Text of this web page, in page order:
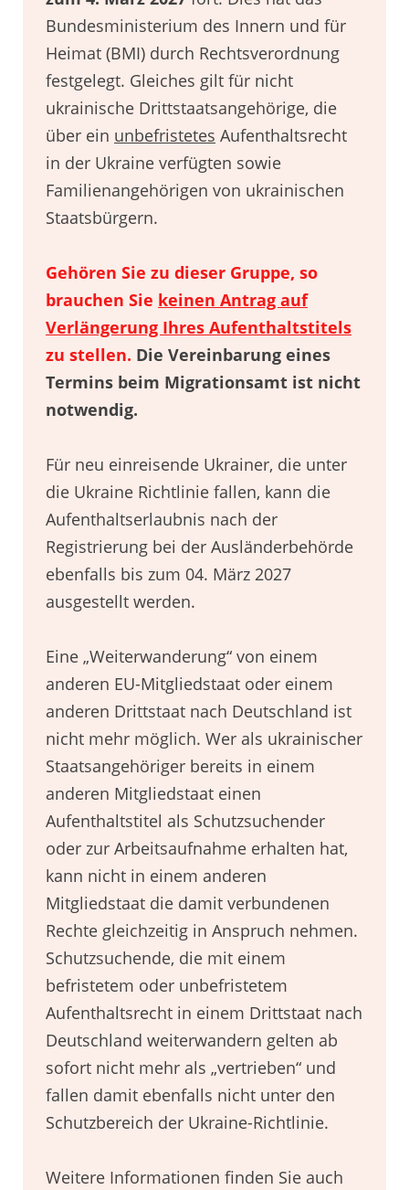
Bundesministerium des Innern und für
Heimat (BMI) durch Rechtsverordnung
festgelegt. Gleiches gilt für nicht
ukrainische Drittstaatsangehörige, die
über ein unbefristetes Aufenthaltsrecht
in der Ukraine verfügten sowie
Familienangehörigen von ukrainischen
Staatsbürgern.
Gehören Sie zu dieser Gruppe, so
brauchen Sie keinen Antrag auf
Verlängerung Ihres Aufenthaltstitels
zu stellen. Die Vereinbarung eines
Termins beim Migrationsamt ist nicht
notwendig.
Für neu einreisende Ukrainer, die unter
die Ukraine Richtlinie fallen, kann die
Aufenthaltserlaubnis nach der
Registrierung bei der Ausländerbehörde
ebenfalls bis zum 04. März 2027
ausgestellt werden.
Eine „Weiterwanderung“ von einem
anderen EU-Mitgliedstaat oder einem
anderen Drittstaat nach Deutschland ist
nicht mehr möglich. Wer als ukrainischer
Staatsangehöriger bereits in einem
anderen Mitgliedstaat einen
Aufenthaltstitel als Schutzsuchender
oder zur Arbeitsaufnahme erhalten hat,
kann nicht in einem anderen
Mitgliedstaat die damit verbundenen
Rechte gleichzeitig in Anspruch nehmen.
Schutzsuchende, die mit einem
befristetem oder unbefristetem
Aufenthaltsrecht in einem Drittstaat nach
Deutschland weiterwandern gelten ab
sofort nicht mehr als „vertrieben“ und
fallen damit ebenfalls nicht unter den
Schutzbereich der Ukraine-Richtlinie.
Weitere Informationen finden Sie auch